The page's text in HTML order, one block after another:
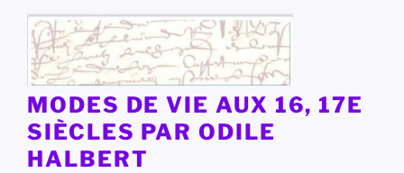
contenu
principal
MODES DE VIE AUX 16, 17E
SIÈCLES PAR ODILE
HALBERT